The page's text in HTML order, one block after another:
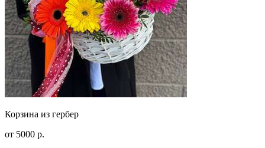
Корзина из гербер
от 5000 р.